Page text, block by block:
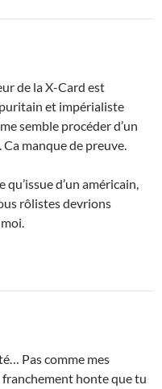
de la X-Card est
puritain et impérialiste
semble procéder d’un
manque de preuve.
d’un américain,
rôlistes devrions
Pas comme mes
franchement honte que tu